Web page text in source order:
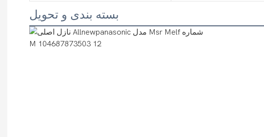
بسته بندی و تحویل